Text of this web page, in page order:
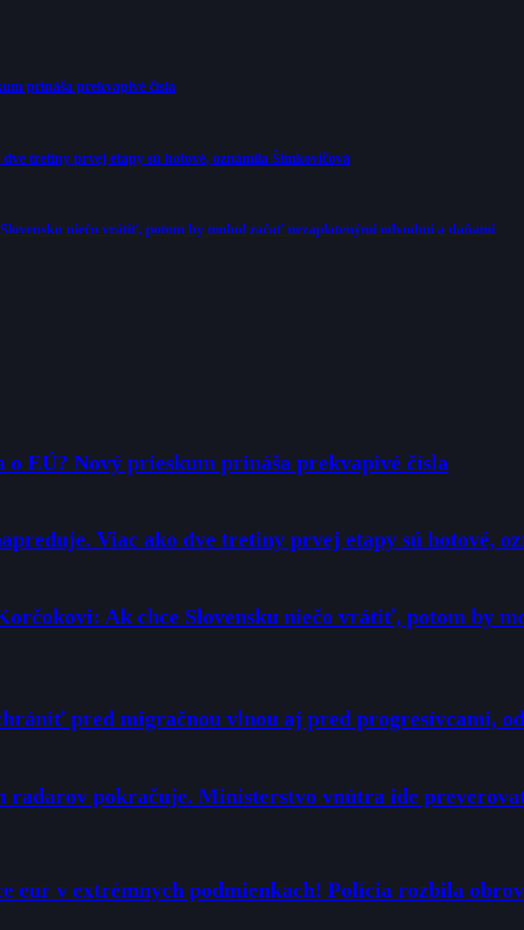
prináša prekvapivé čísla
tretiny prvej etapy sú hotové, oznámila Šimkovičová
niečo vrátiť, potom by mohol začať nezaplatenými odvodmi a daňami
o EÚ? Nový prieskum prináša prekvapivé čísla
Viac ako dve tretiny prvej etapy sú hotové,
Ak chce Slovensku niečo vrátiť, potom by
pred migračnou vlnou aj pred progresívcami,
radarov pokračuje. Ministerstvo vnútra ide
eur v extrémnych podmienkach! Polícia rozbila